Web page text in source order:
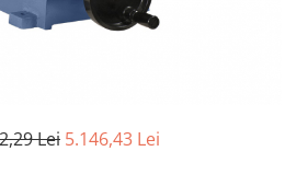
- cu masa
si cap
Lei 5.146,43 Lei